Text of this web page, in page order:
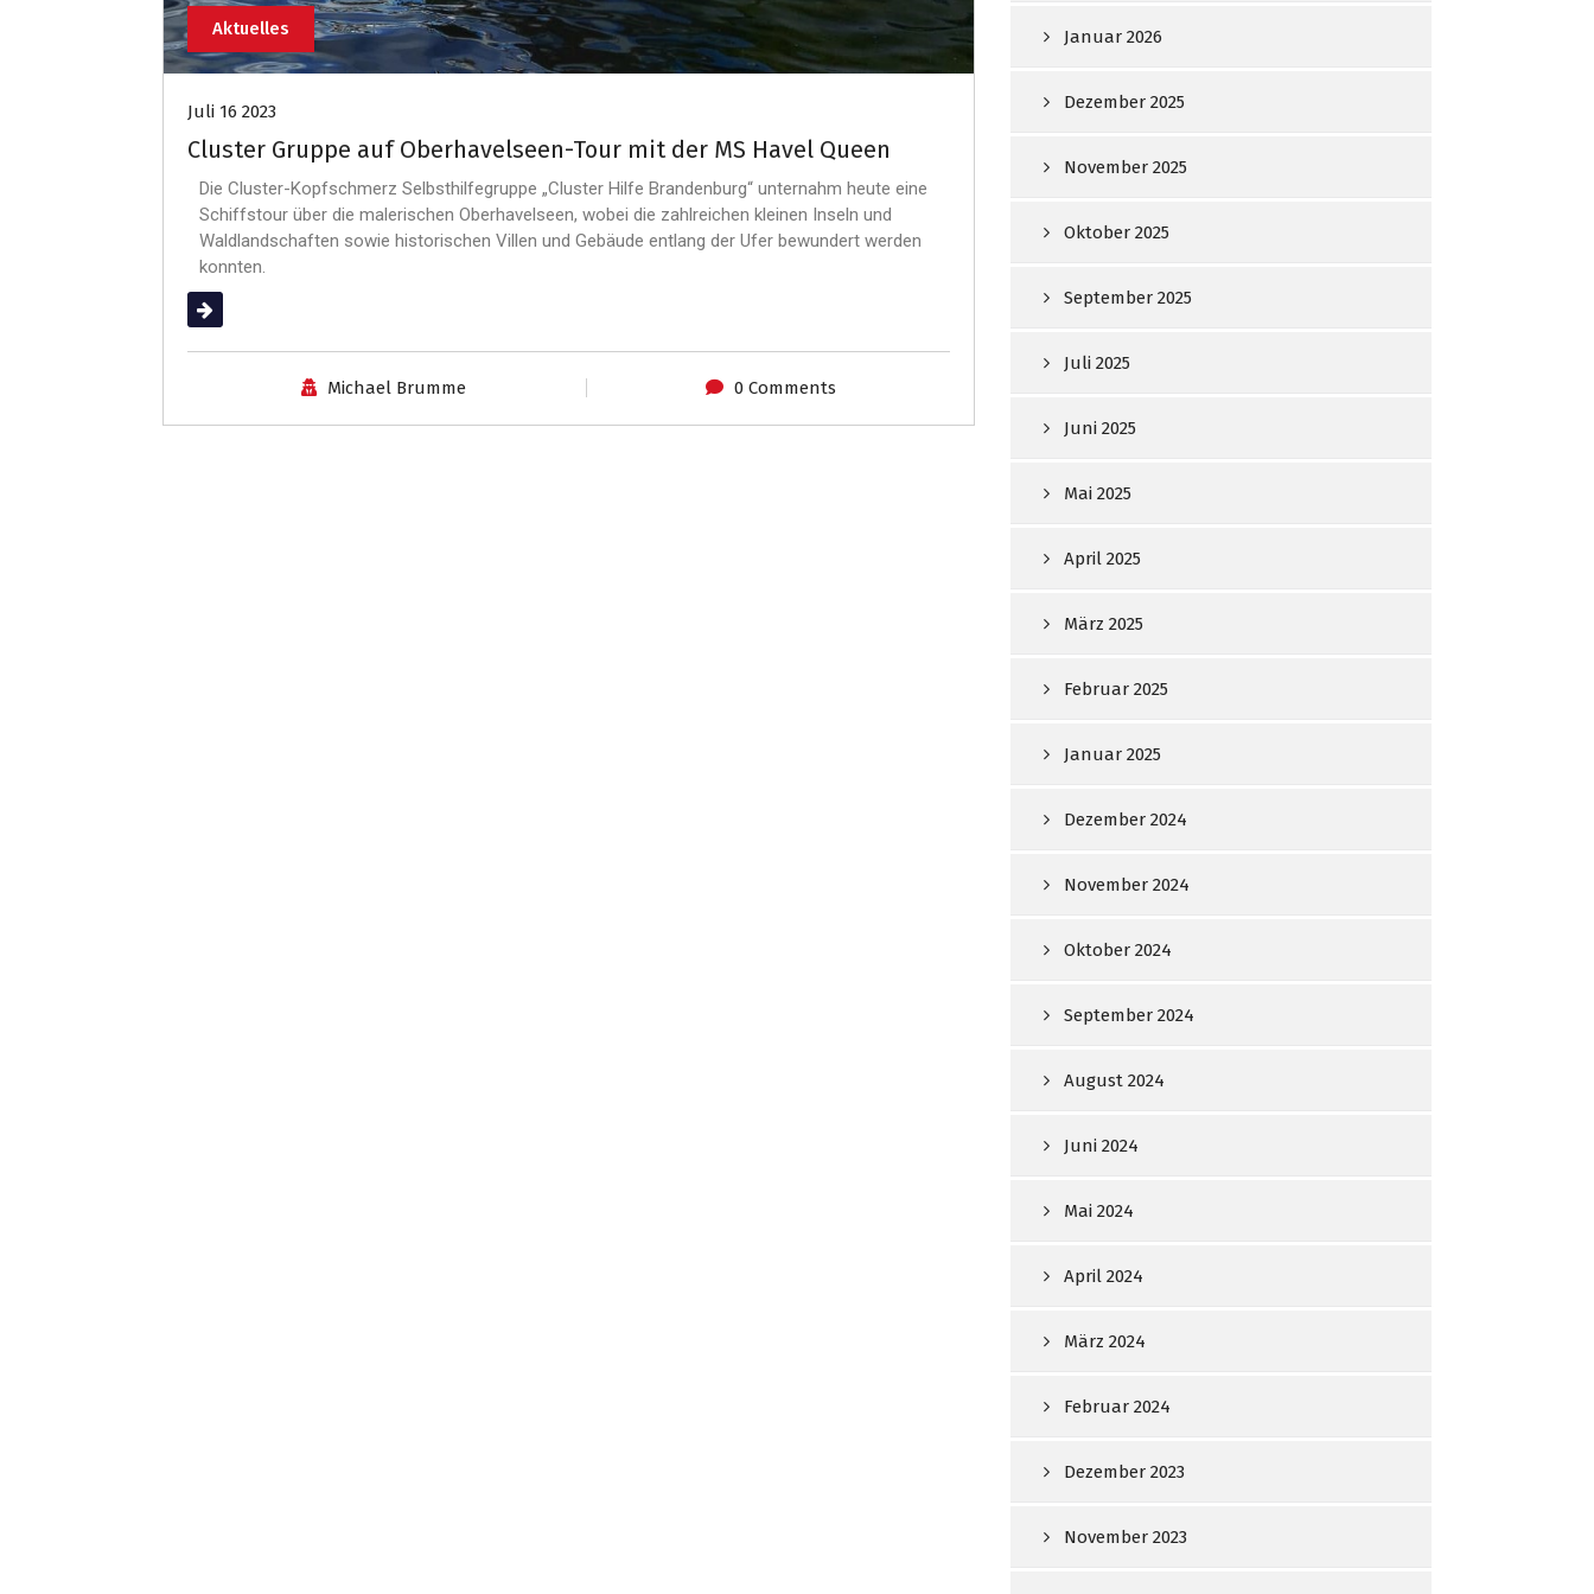
Aktuelles
Juli 16 2023
Cluster Gruppe auf Oberhavelseen-Tour mit der MS Havel Queen
Die Cluster-Kopfschmerz Selbsthilfegruppe „Cluster Hilfe Brandenburg“ unternahm heute eine
Schiffstour über die malerischen Oberhavelseen, wobei die zahlreichen kleinen Inseln und
Waldlandschaften sowie historischen Villen und Gebäude entlang der Ufer bewundert werden
konnten.
(mehr …)
Michael Brumme 0 Comments
Januar 2026
Dezember 2025
November 2025
Oktober 2025
September 2025
Juli 2025
Juni 2025
Mai 2025
April 2025
März 2025
Februar 2025
Januar 2025
Dezember 2024
November 2024
Oktober 2024
September 2024
August 2024
Juni 2024
Mai 2024
April 2024
März 2024
Februar 2024
Dezember 2023
November 2023